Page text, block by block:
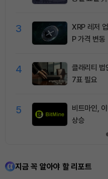
3
XRP 레저
P 가격 변동
4
클래리티
7표 필요
5
비트마인,
상승
지금 꼭 알아야 할 리포트